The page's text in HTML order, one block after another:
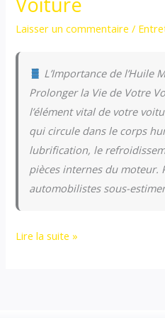
Laisser un commentaire /
L’Importance de l’Huile
Prolonger la Vie de Votre
l’élément vital de votre
qui circule dans le corps
lubrification, le
pièces internes du moteur.
automobilistes sous-
Lire la suite »